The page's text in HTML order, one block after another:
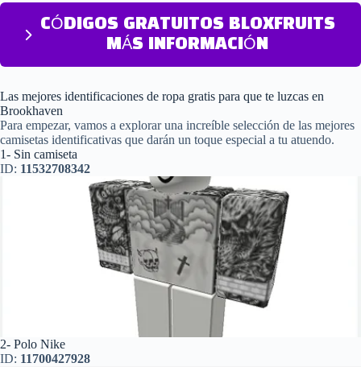
CÓDIGOS GRATUITOS BLOXFRUITS
MÁS INFORMACIÓN
Las mejores identificaciones de ropa gratis para que te luzcas en
Brookhaven
Para empezar, vamos a explorar una increíble selección de las mejores
camisetas identificativas que darán un toque especial a tu atuendo.
1- Sin camiseta
ID: 11532708342
2- Polo Nike
ID: 11700427928